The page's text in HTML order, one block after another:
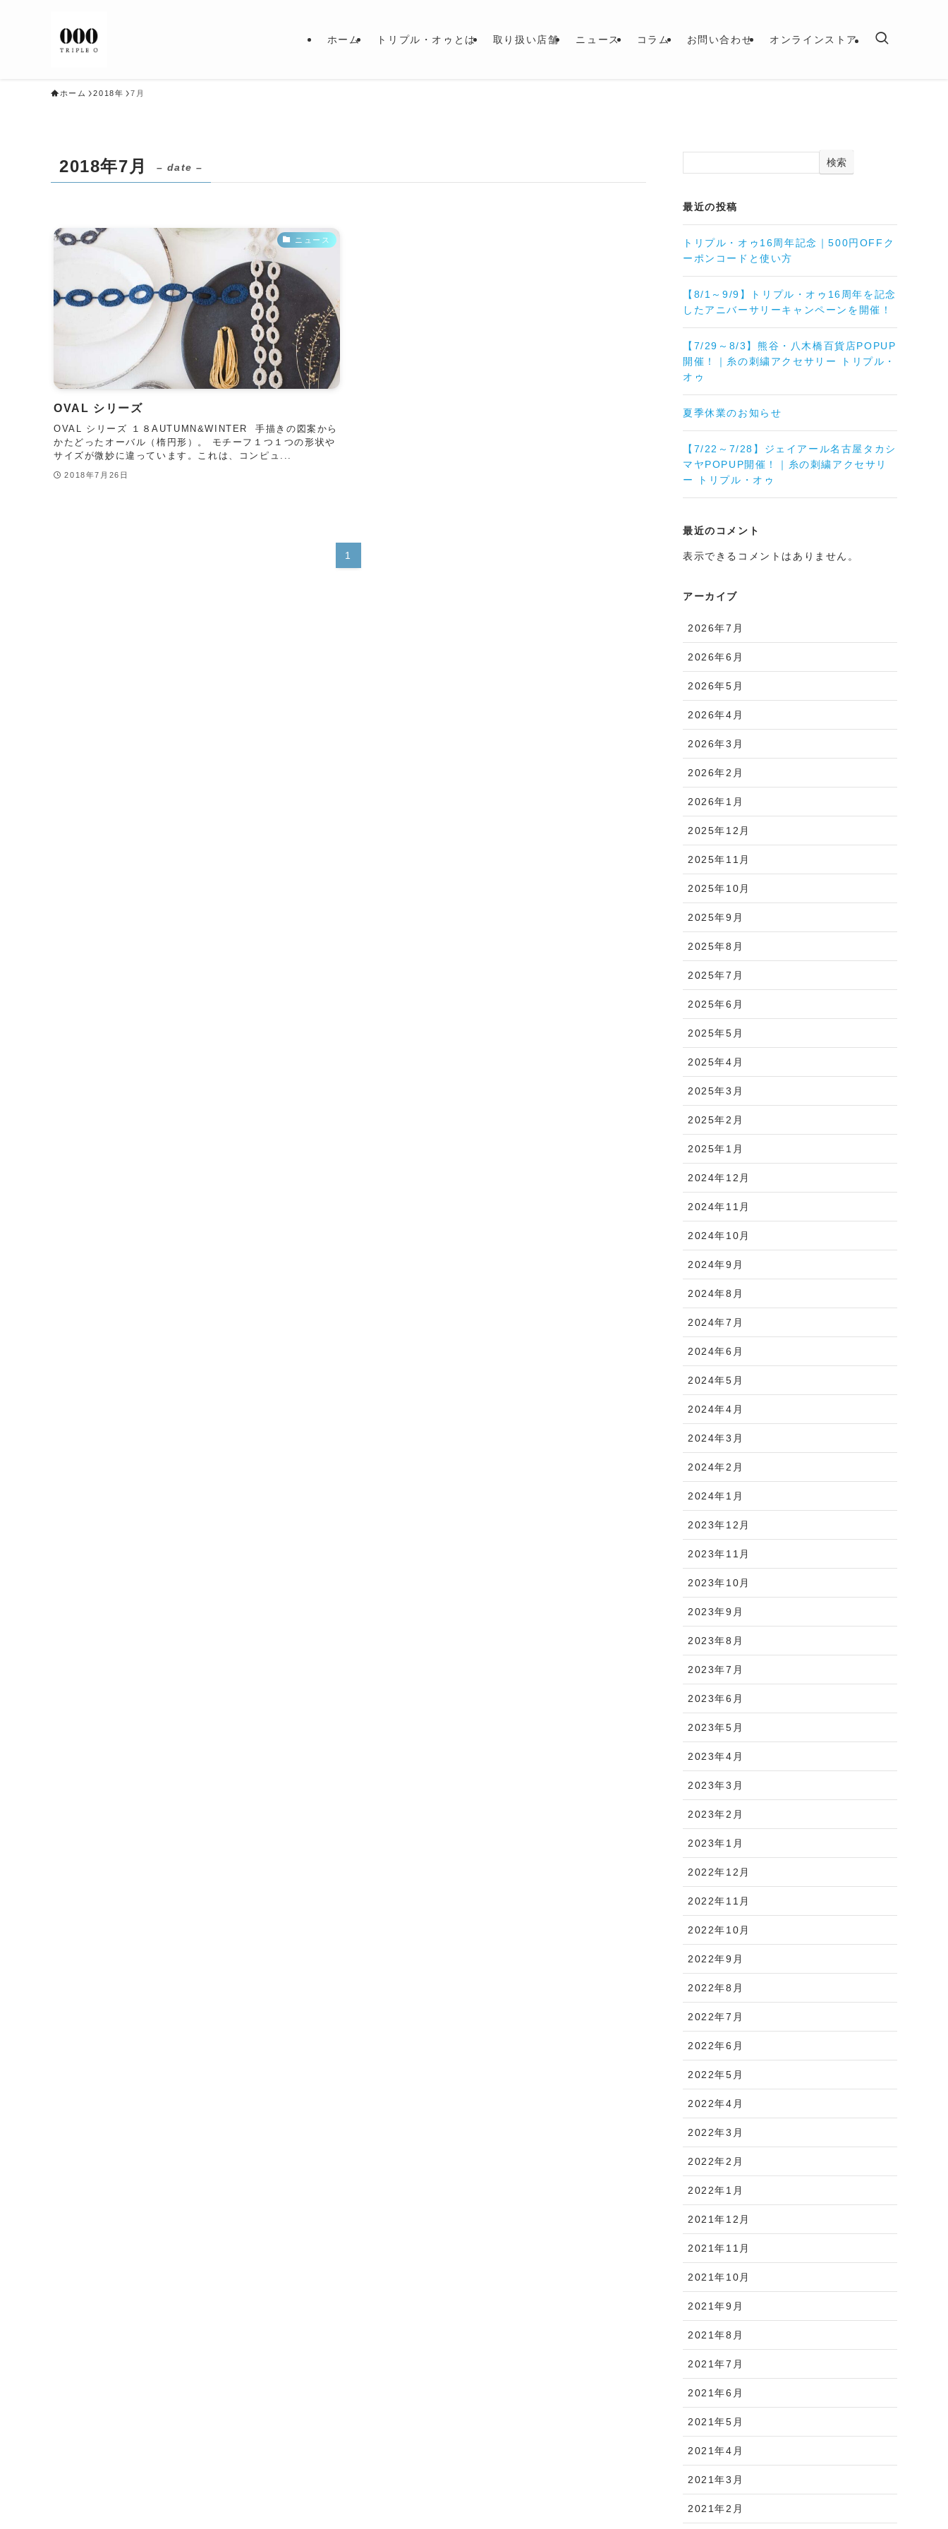
ホーム トリプル・オゥとは 取り扱い店舗 ニュース コラム お問い合わせ オンラインストア
ホーム 2018年 7月
2018年7月 – date –
ニュース
OVAL シリーズ
OVAL シリーズ １８AUTUMN&WINTER 手描きの図案から
かたどったオーバル（楕円形）。 モチーフ１つ１つの形状や
サイズが微妙に違っています。これは、コンピュ...
2018年7月26日
1
検索
最近の投稿
トリプル・オゥ16周年記念｜500円OFFク
ーポンコードと使い方
【8/1～9/9】トリプル・オゥ16周年を記念
したアニバーサリーキャンペーンを開催！
【7/29～8/3】熊谷・八木橋百貨店POPUP
開催！｜糸の刺繍アクセサリー トリプル・
オゥ
夏季休業のお知らせ
【7/22～7/28】ジェイアール名古屋タカシ
マヤPOPUP開催！｜糸の刺繍アクセサリ
ー トリプル・オゥ
最近のコメント
表示できるコメントはありません。
アーカイブ
2026年7月
2026年6月
2026年5月
2026年4月
2026年3月
2026年2月
2026年1月
2025年12月
2025年11月
2025年10月
2025年9月
2025年8月
2025年7月
2025年6月
2025年5月
2025年4月
2025年3月
2025年2月
2025年1月
2024年12月
2024年11月
2024年10月
2024年9月
2024年8月
2024年7月
2024年6月
2024年5月
2024年4月
2024年3月
2024年2月
2024年1月
2023年12月
2023年11月
2023年10月
2023年9月
2023年8月
2023年7月
2023年6月
2023年5月
2023年4月
2023年3月
2023年2月
2023年1月
2022年12月
2022年11月
2022年10月
2022年9月
2022年8月
2022年7月
2022年6月
2022年5月
2022年4月
2022年3月
2022年2月
2022年1月
2021年12月
2021年11月
2021年10月
2021年9月
2021年8月
2021年7月
2021年6月
2021年5月
2021年4月
2021年3月
2021年2月